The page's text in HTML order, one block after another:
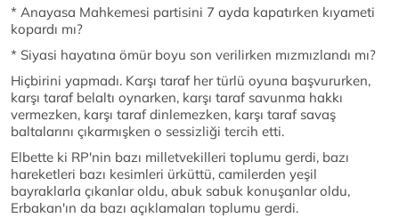
* Anayasa Mahkemesi partisini 7 ayda kapatırken kıyameti
kopardı mı?
* Siyasi hayatına ömür boyu son verilirken mızmızlandı mı?
Hiçbirini yapmadı. Karşı taraf her türlü oyuna başvururken,
karşı taraf belaltı oynarken, karşı taraf savunma hakkı
vermezken, karşı taraf dinlemezken, karşı taraf savaş
baltalarını çıkarmışken o sessizliği tercih etti.
Elbette ki RP'nin bazı milletvekilleri toplumu gerdi, bazı
hareketleri bazı kesimleri ürküttü, camilerden yeşil
bayraklarla çıkanlar oldu, abuk sabuk konuşanlar oldu,
Erbakan'ın da bazı açıklamaları toplumu gerdi.